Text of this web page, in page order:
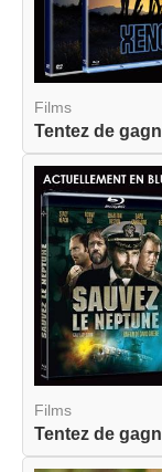
Films
Tentez de
Films